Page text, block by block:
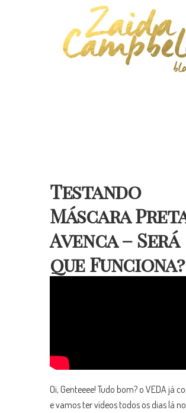
Testando
Máscara
Avenca – Será
que Funciona?
Oi, Genteeee! Tudo bom? o VEDA já
e vamos ter vídeos todos os dias lá